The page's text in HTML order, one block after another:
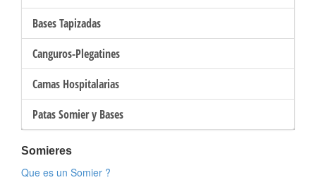
Bases Tapizadas
Canguros-Plegatines
Camas Hospitalarias
Patas Somier y Bases
Somieres
Que es un Somier ?